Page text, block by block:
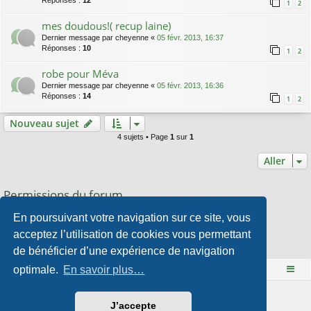
En poursuivant votre navigation sur ce site, vous
acceptez l’utilisation de cookies vous permettant
de bénéficier d’une expérience de navigation
optimale. En savoir plus…
J’accepte
1 2
mes doudous!( recup laine)
Dernier message par cheyenne « 05 févr. 2013, 16:37
Réponses : 10 1 2
robe pour Méva
Dernier message par cheyenne « 05 févr. 2013, 16:36
Réponses : 14 1 2
Nouveau sujet
4 sujets • Page 1 sur 1
Aller
Permissions du forum
Vousne pouvez pasrépondre aux sujets dans ce forum
Vousne pouvez pasmodifier vos messages dans ce forum
Vousne pouvez passupprimer vos messages dans ce forum
Vousne pouvez pastransférer de pièces jointes dans ce forum
Le site Mange des fleurs Accueil du forum
Développé parphpBB® Forum Software © phpBB Limited
Style parArty- phpBB 3.3 par MrGaby